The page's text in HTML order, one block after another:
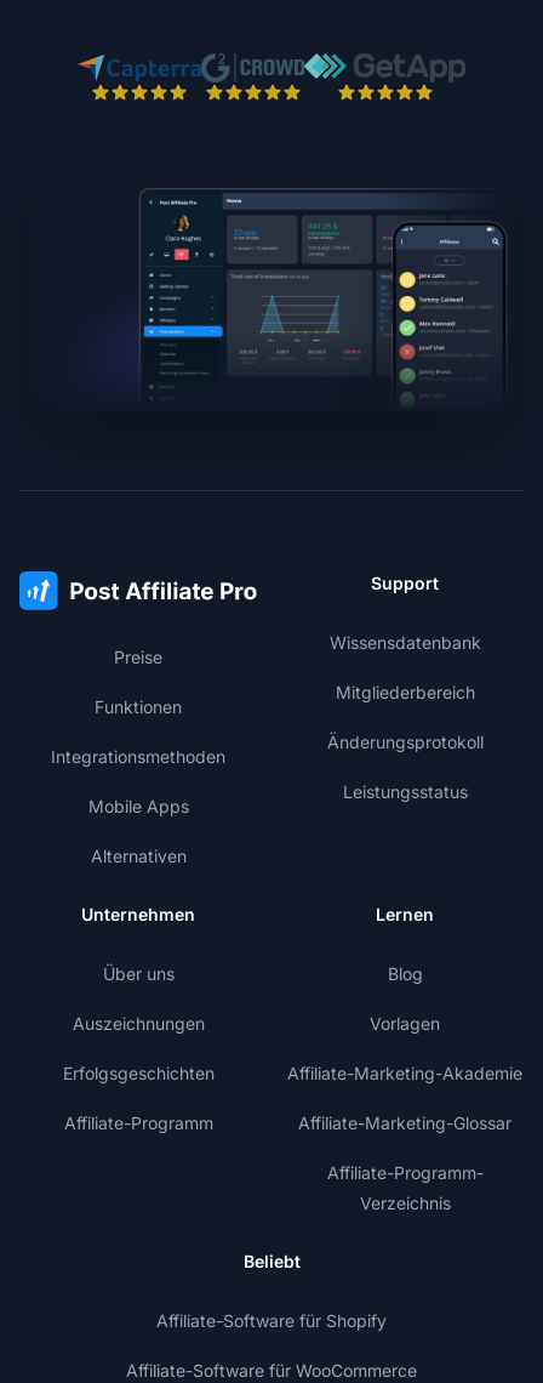
Preise
Funktionen
Integrationsmethoden
Mobile Apps
Alternativen
Support
Wissensdatenbank
Mitgliederbereich
Änderungsprotokoll
Leistungsstatus
Unternehmen
Über uns
Auszeichnungen
Erfolgsgeschichten
Affiliate-Programm
Lernen
Blog
Vorlagen
Affiliate-Marketing-Akademie
Affiliate-Marketing-Glossar
Affiliate-Programm-
Verzeichnis
Beliebt
Affiliate-Software für Shopify
Affiliate-Software für WooCommerce